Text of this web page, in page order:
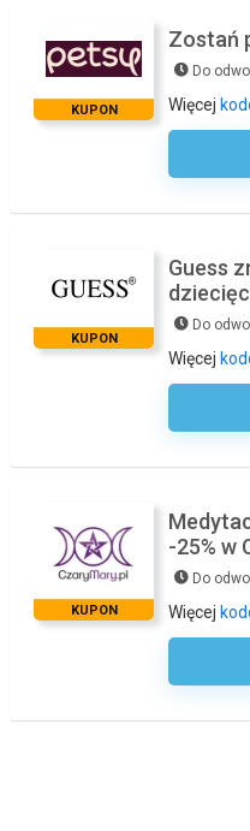
KUPON
Zostań
Do
Więcej
KUPON
Guess
Do
Więcej
KUPON
-25% w
Do
Więcej